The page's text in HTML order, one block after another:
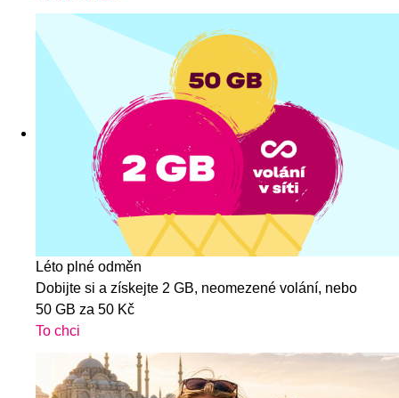
Léto plné odměn
Dobijte si a získejte 2 GB, neomezené volání, nebo
50 GB za 50 Kč
To chci